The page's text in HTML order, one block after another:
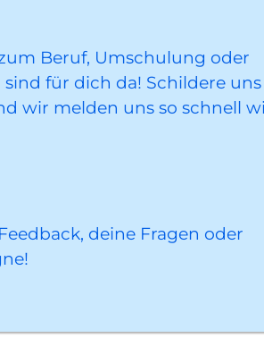
Beruf, Umschulung oder
für dich da! Schildere uns
wir melden uns so schnell
deine Fragen oder